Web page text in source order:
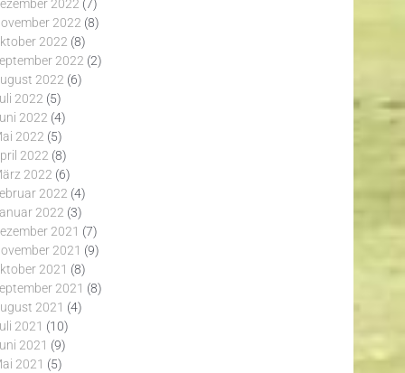
2022 (7)
2022 (8)
2022 (8)
2022 (2)
2022 (6)
2022 (5)
2022 (4)
2022 (5)
2022 (8)
2022 (6)
2022 (4)
2022 (3)
2021 (7)
2021 (9)
2021 (8)
2021 (8)
2021 (4)
2021 (10)
2021 (9)
2021 (5)